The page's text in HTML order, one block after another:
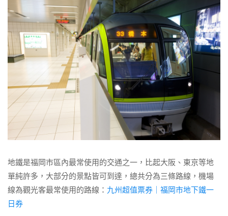
地鐵是福岡市區內最常使用的交通之一，比起大阪、東京等地
單純許多，大部分的景點皆可到達，總共分為三條路線，機場
線為觀光客最常使用的路線： 九州超值票券｜福岡市地下鐵一
日券